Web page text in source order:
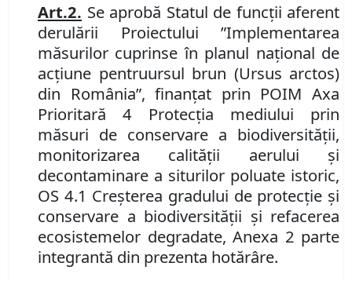
Art.2. Se aprobă Statul de funcţii aferent
derulării Proiectului ”Implementarea
măsurilor cuprinse în planul naţional de
acţiune pentruursul brun (Ursus arctos)
din România”, finanţat prin POIM Axa
Prioritară 4 Protecţia mediului prin
măsuri de conservare a biodiversităţii,
monitorizarea calităţii aerului şi
decontaminare a siturilor poluate istoric,
OS 4.1 Creşterea gradului de protecţie şi
conservare a biodiversităţii şi refacerea
ecosistemelor degradate, Anexa 2 parte
integrantă din prezenta hotărâre.